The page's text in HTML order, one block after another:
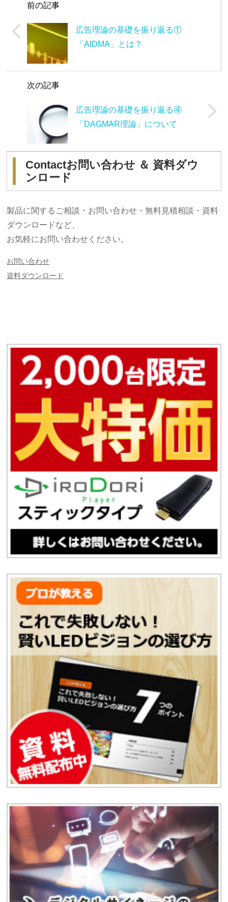
前の記事
広告理論の基礎を振り返る①
「AIDMA」とは？
次の記事
広告理論の基礎を振り返る④
「DAGMAR理論」について
Contactお問い合わせ ＆ 資料ダウ
ンロード
製品に関するご相談・お問い合わせ・無料見積相談・資料
ダウンロードなど、
お気軽にお問い合わせください。
お問い合わせ
資料ダウンロード